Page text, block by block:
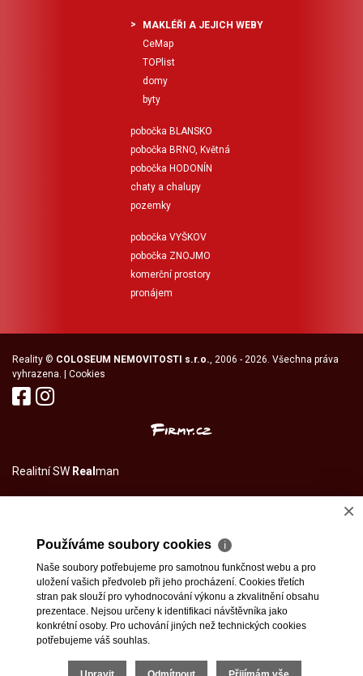
MAKLÉŘI A JEJICH WEBY
CeMap
TOPlist
domy
byty
pobočka BLANSKO
pobočka BRNO, Květná
pobočka HODONÍN
chaty a chalupy
pozemky
pobočka VYŠKOV
pobočka ZNOJMO
komerční prostory
pronájem
Reality © COLOSEUM NEMOVITOSTI s.r.o. , 2006 - 2026. Všechna práva
vyhrazena. | Cookies
Realitní SW Real man
×
Používáme soubory cookies ℹ
Naše soubory potřebujeme pro samotnou funkčnost webu a pro
uložení vašich předvoleb při jeho procházení. Cookies třetích
stran pak slouží pro vyhodnocování výkonu a zkvalitnění obsahu
prezentace. Nejsou určeny k identifikaci návštěvníka jako
konkrétní osoby. Pro uchování jiných než technických cookies
potřebujeme váš souhlas.